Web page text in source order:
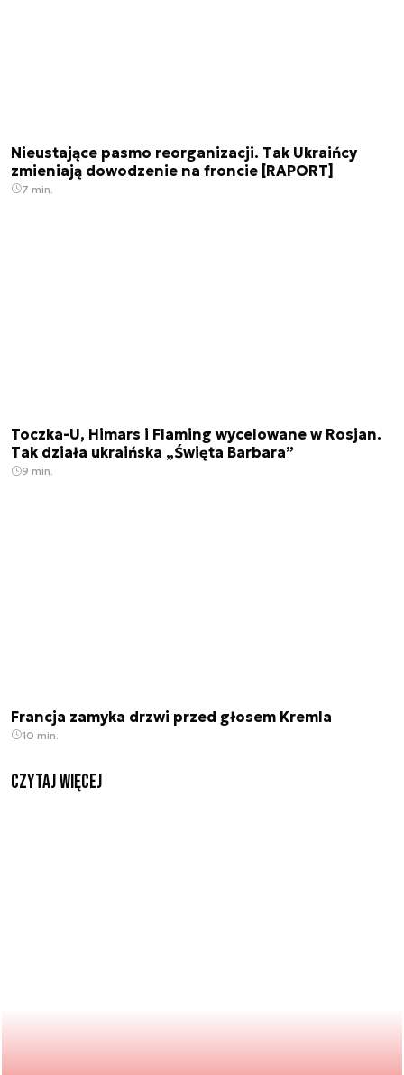
Nieustające pasmo reorganizacji. Tak Ukraińcy
zmieniają dowodzenie na froncie [RAPORT]
7 min.
Toczka-U, Himars i Flaming wycelowane w Rosjan.
Tak działa ukraińska „Święta Barbara”
9 min.
Francja zamyka drzwi przed głosem Kremla
10 min.
czytaj więcej